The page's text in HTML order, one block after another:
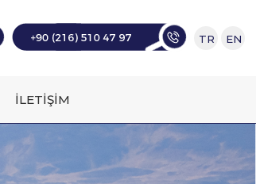
TR EN
İLETİŞİM